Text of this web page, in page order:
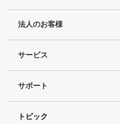
法人のお客様
サービス
サポート
トピック